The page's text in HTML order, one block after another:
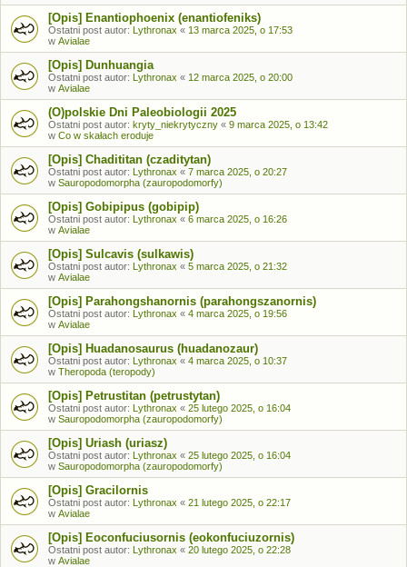
[Opis] Enantiophoenix (enantiofeniks)
Ostatni post autor: Lythronax « 13 marca 2025, o 17:53
w Avialae
[Opis] Dunhuangia
Ostatni post autor: Lythronax « 12 marca 2025, o 20:00
w Avialae
(O)polskie Dni Paleobiologii 2025
Ostatni post autor: kryty_niekrytyczny « 9 marca 2025, o 13:42
w Co w skałach eroduje
[Opis] Chadititan (czaditytan)
Ostatni post autor: Lythronax « 7 marca 2025, o 20:27
w Sauropodomorpha (zauropodomorfy)
[Opis] Gobipipus (gobipip)
Ostatni post autor: Lythronax « 6 marca 2025, o 16:26
w Avialae
[Opis] Sulcavis (sulkawis)
Ostatni post autor: Lythronax « 5 marca 2025, o 21:32
w Avialae
[Opis] Parahongshanornis (parahongszanornis)
Ostatni post autor: Lythronax « 4 marca 2025, o 19:56
w Avialae
[Opis] Huadanosaurus (huadanozaur)
Ostatni post autor: Lythronax « 4 marca 2025, o 10:37
w Theropoda (teropody)
[Opis] Petrustitan (petrustytan)
Ostatni post autor: Lythronax « 25 lutego 2025, o 16:04
w Sauropodomorpha (zauropodomorfy)
[Opis] Uriash (uriasz)
Ostatni post autor: Lythronax « 25 lutego 2025, o 16:04
w Sauropodomorpha (zauropodomorfy)
[Opis] Gracilornis
Ostatni post autor: Lythronax « 21 lutego 2025, o 22:17
w Avialae
[Opis] Eoconfuciusornis (eokonfuciuzornis)
Ostatni post autor: Lythronax « 20 lutego 2025, o 22:28
w Avialae